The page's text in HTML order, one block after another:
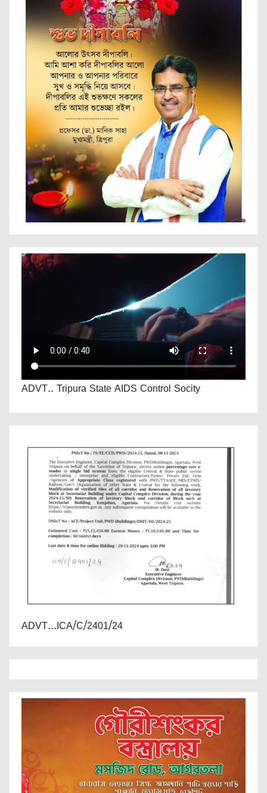
ADVT.. Tripura State AIDS Control Socity
ADVT...ICA/C/2401/24